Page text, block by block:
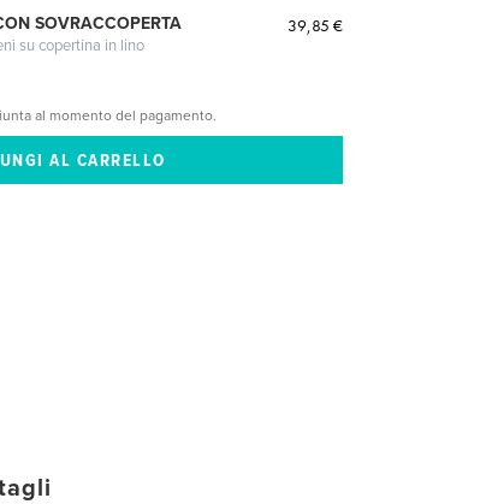
SOVRACCOPERTA
su copertina in lino
39,85 €
al momento del pagamento.